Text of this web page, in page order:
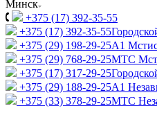
Минск
+375 (17) 392-35-55
+375 (17) 392-35-55
+375 (29) 198-29-25A1
+375 (29) 768-29-25МТС
+375 (17) 317-29-25
+375 (29) 188-29-25A1
+375 (33) 378-29-25МТС